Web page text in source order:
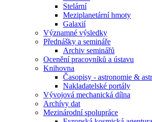
Stelární
Meziplanetární hmoty
Galaxií
Významné výsledky
Přednášky a semináře
Archiv seminářů
Ocenění pracovníků a ústavu
Knihovna
Časopisy - astronomie &
Nakladatelské portály
Vývojová mechanická dílna
Archívy dat
Mezinárodní spolupráce